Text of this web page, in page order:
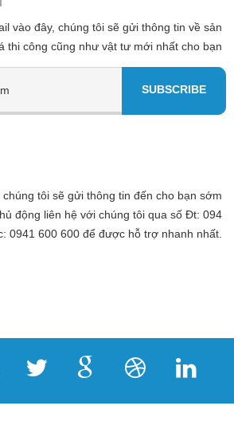
vào đây, chúng tôi sẽ gửi thông tin về sản
thi công cũng như vật tư mới nhất cho bạn
tôi sẽ gửi thông tin đến cho bạn sớm
động liên hệ với chúng tôi qua số Đt: 094
0941 600 600 để được hỗ trợ nhanh nhất.